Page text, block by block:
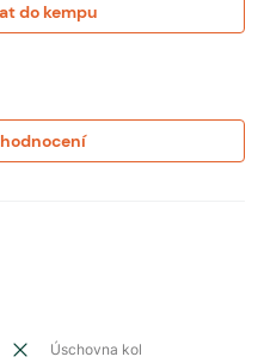
do kempu
Úschovna kol